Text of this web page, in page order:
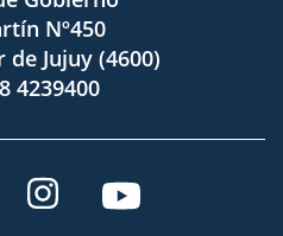
Nº450
de Jujuy (4600)
4239400